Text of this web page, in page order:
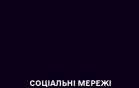
СОЦІАЛЬНІ МЕРЕЖІ